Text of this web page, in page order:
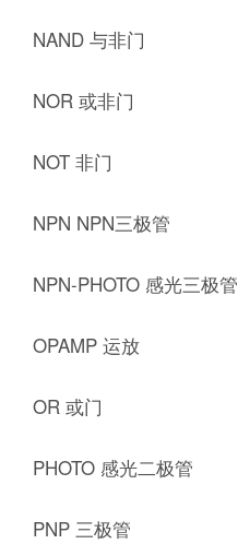
NAND 与非门
NOR 或非门
NOT 非门
NPN NPN三极管
NPN-PHOTO 感光三极管
OPAMP 运放
OR 或门
PHOTO 感光二极管
PNP 三极管